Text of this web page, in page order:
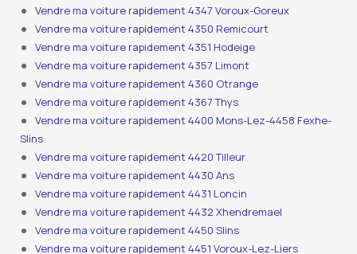
Vendre ma voiture rapidement 4347 Voroux-Goreux
Vendre ma voiture rapidement 4350 Remicourt
Vendre ma voiture rapidement 4351 Hodeige
Vendre ma voiture rapidement 4357 Limont
Vendre ma voiture rapidement 4360 Otrange
Vendre ma voiture rapidement 4367 Thys
Vendre ma voiture rapidement 4400 Mons-Lez-4458 Fexhe-
Slins
Vendre ma voiture rapidement 4420 Tilleur
Vendre ma voiture rapidement 4430 Ans
Vendre ma voiture rapidement 4431 Loncin
Vendre ma voiture rapidement 4432 Xhendremael
Vendre ma voiture rapidement 4450 Slins
Vendre ma voiture rapidement 4451 Voroux-Lez-Liers